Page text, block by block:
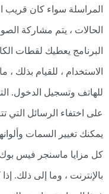
المراسلة سواء كان قريب
الحالات ، يتم مشاركة
البرنامج يعطيك لقطات
الاستخدام ، للقيام بذلك
للهاتف وتسجيل الدخول.
على اختفاء الرسائل التي
يمكنك تغيير السمات
كل مزايا ماسنجر فيس بوك
بالإنترنت ، وما إلى ذلك.